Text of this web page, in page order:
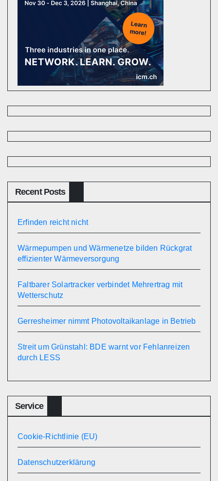
Recent Posts
Erfinden reicht nicht
Wärmepumpen und Wärmenetze bilden Rückgrat
effizienter Wärmeversorgung
Faltbarer Solartracker verbindet Mehrertrag mit
Wetterschutz
Gerresheimer nimmt Photovoltaikanlage in Betrieb
Streit um Grünstahl: BDE warnt vor Fehlanreizen
durch LESS
Service
Cookie-Richtlinie (EU)
Datenschutzerklärung